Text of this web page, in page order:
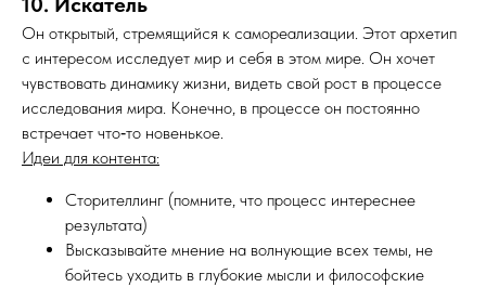
Он открытый, стремящийся к самореализации. Этот архетип
с интересом исследует мир и себя в этом мире. Он хочет
чувствовать динамику жизни, видеть свой рост в процессе
исследования мира. Конечно, в процессе он постоянно
встречает что‑то новенькое.
Идеи для контента:
Сторителлинг (помните, что процесс интереснее
результата)
Высказывайте мнение на волнующие всех темы, не
бойтесь уходить в глубокие мысли и философские